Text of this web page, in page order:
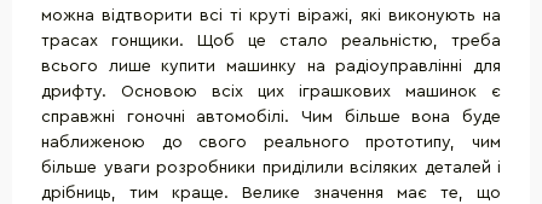
можна відтворити всі ті круті віражі, які виконують на
трасах гонщики. Щоб це стало реальністю, треба
всього лише купити машинку на радіоуправлінні для
дрифту. Основою всіх цих іграшкових машинок є
справжні гоночні автомобілі. Чим більше вона буде
наближеною до свого реального прототипу, чим
більше уваги розробники приділили всіляких деталей і
дрібниць, тим краще. Велике значення має те, що